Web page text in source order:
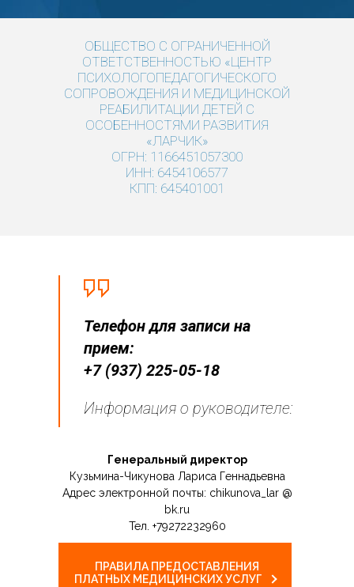
-- Врача - Невролога
---- Невролог Показаньева С. А.
---- Невролог Мельникова Л.В.
-- Врача - Психиатра
---- Врач-психиатр Алексеева Е.Е.
---- Нейропсихолог Кудряшова Н.С.
---- Психолог, нейропсихолог
---- Психолог Андреева Ю.В.
---- Занятия ТОТ
-- Логопеды - Дефектологи
---- Логопед Алейник О.В.
ОБЩЕСТВО С ОГРАНИЧЕННОЙ
ОТВЕТСТВЕННОСТЬЮ «ЦЕНТР
ПСИХОЛОГОПЕДАГОГИЧЕСКОГО
СОПРОВОЖДЕНИЯ И МЕДИЦИНСКОЙ
РЕАБИЛИТАЦИИ ДЕТЕЙ С
ОСОБЕННОСТЯМИ РАЗВИТИЯ
«ЛАРЧИК»
ОГРН: 1166451057300
ИНН: 6454106577
КПП: 645401001
Телефон для записи на
прием:
+7 (937) 225-05-18
Информация о руководителе:
Генеральный директор
Кузьмина-Чикунова Лариса Геннадьевна
Адрес электронной почты: chikunova_lar @
bk.ru
Тел. +79272232960
ПРАВИЛА ПРЕДОСТАВЛЕНИЯ
ПЛАТНЫХ МЕДИЦИНСКИХ УСЛУГ